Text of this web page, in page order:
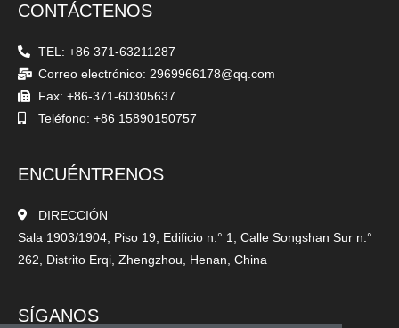
CONTÁCTENOS
TEL: +86 371-63211287
Correo electrónico: 2969966178@qq.com
Fax: +86-371-60305637
Teléfono: +86 15890150757
ENCUÉNTRENOS
DIRECCIÓN
Sala 1903/1904, Piso 19, Edificio n.° 1, Calle Songshan Sur n.°
262, Distrito Erqi, Zhengzhou, Henan, China
SÍGANOS